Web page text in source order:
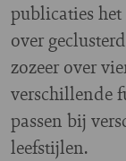
publicaties
over
zozeer over
verschillende
passen bij
leefstijlen.